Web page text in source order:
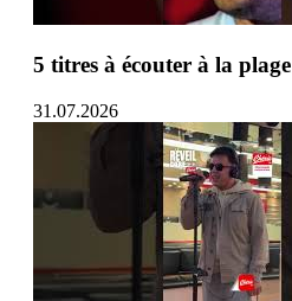
5 titres à écouter à la plage
31.07.2026